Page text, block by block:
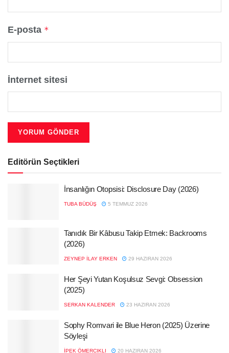
E-posta *
İnternet sitesi
Editörün Seçtikleri
İnsanlığın Otopsisi: Disclosure Day (2026)
TUBA BÜDÜŞ 5 TEMMUZ 2026
Tanıdık Bir Kâbusu Takip Etmek: Backrooms
(2026)
ZEYNEP İLAY ERKEN 29 HAZIRAN 2026
Her Şeyi Yutan Koşulsuz Sevgi: Obsession
(2025)
SERKAN KALENDER 23 HAZIRAN 2026
Sophy Romvari ile Blue Heron (2025) Üzerine
Söyleşi
İPEK ÖMERCIKLI 20 HAZIRAN 2026